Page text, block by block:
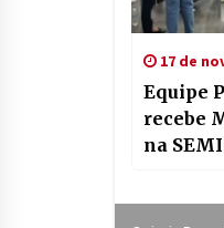
17 de
Equipe
recebe
na